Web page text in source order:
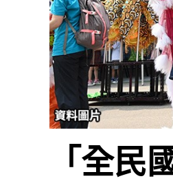
「全民